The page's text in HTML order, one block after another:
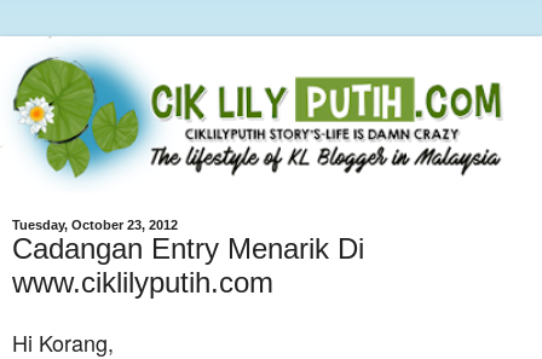
Tuesday, October 23, 2012
Cadangan Entry Menarik Di
www.ciklilyputih.com
Hi Korang,